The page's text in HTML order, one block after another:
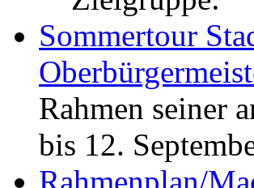
Sommertour
Rahmen seiner
bis 12.
Rahmenplan/